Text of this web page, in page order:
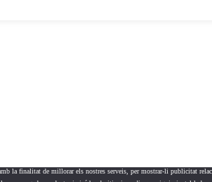
la finalitat de millorar els nostres serveis, per mostrar-li publicitat